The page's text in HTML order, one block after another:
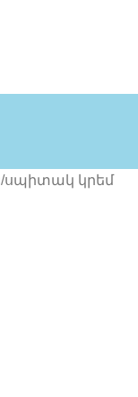
սպիտակ կրեմ